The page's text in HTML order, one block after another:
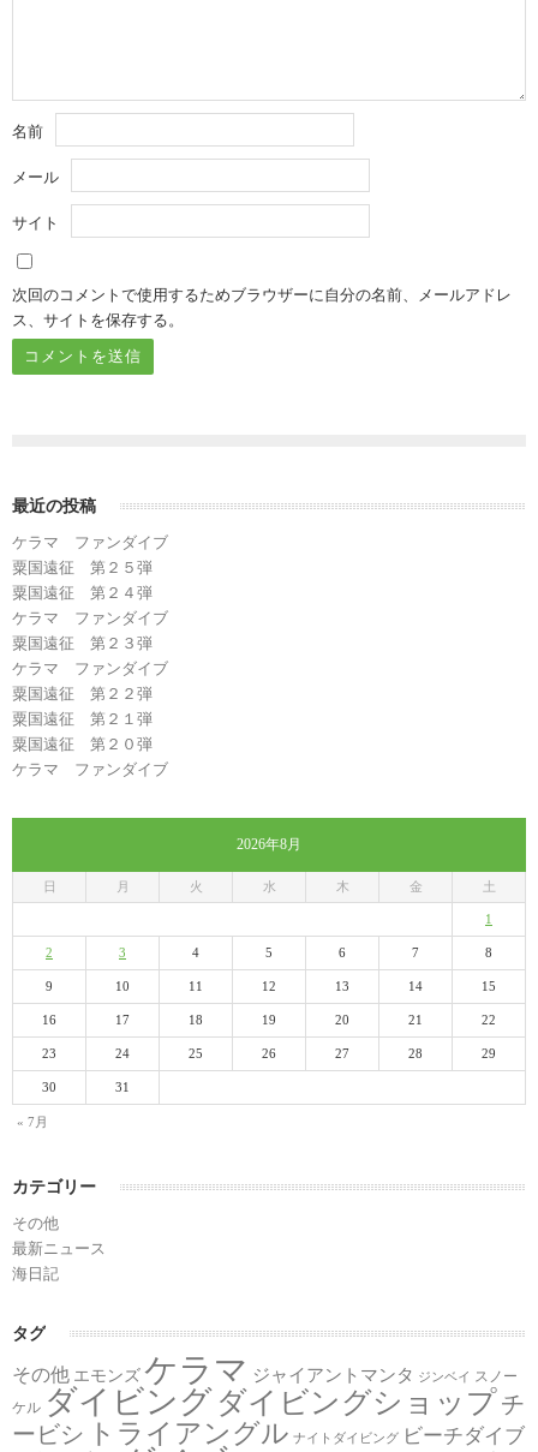
名前
メール
サイト
次回のコメントで使用するためブラウザーに自分の名前、メールアドレ
ス、サイトを保存する。
最近の投稿
ケラマ ファンダイブ
粟国遠征 第２５弾
粟国遠征 第２４弾
ケラマ ファンダイブ
粟国遠征 第２３弾
ケラマ ファンダイブ
粟国遠征 第２２弾
粟国遠征 第２１弾
粟国遠征 第２０弾
ケラマ ファンダイブ
2026年8月
日 月 火 水 木 金 土
« 7月
1
2 3 4 5 6 7 8
9 10 11 12 13 14 15
16 17 18 19 20 21 22
23 24 25 26 27 28 29
30 31
カテゴリー
その他
最新ニュース
海日記
タグ
その他 エモンズ ケラマ ジャイアントマンタ ジンベイ
スノー
ケル ダイビング ダイビングショップチ
ービシ トライアングル ナイトダイビング ビーチダイブ